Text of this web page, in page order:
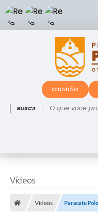
O que voce procura?
CIDADÃO
Vídeos
Vídeos Paracatu